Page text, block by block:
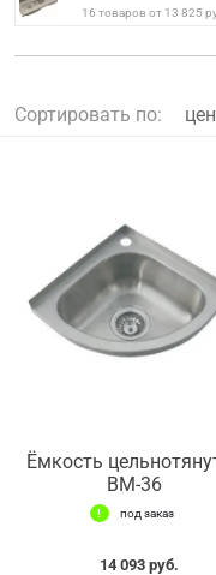
16 товаров от 13 825
Сортировать по:
Ёмкость
ВМ-36
под заказ
14 093 руб.